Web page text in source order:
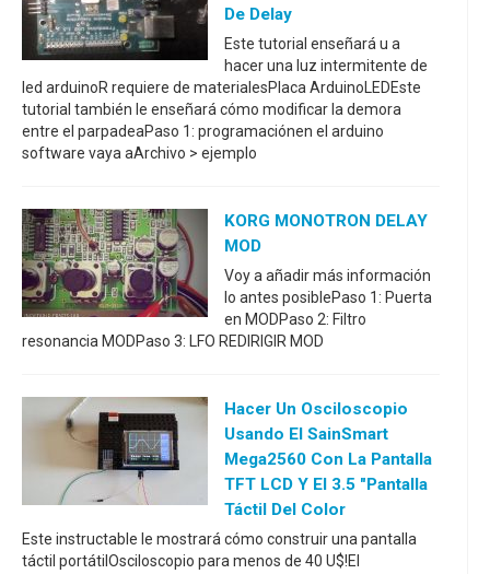
De Delay
Este tutorial enseñará u a
hacer una luz intermitente de
led arduinoR requiere de materialesPlaca ArduinoLEDEste
tutorial también le enseñará cómo modificar la demora
entre el parpadeaPaso 1: programaciónen el arduino
software vaya aArchivo > ejemplo
KORG MONOTRON DELAY
MOD
Voy a añadir más información
lo antes posiblePaso 1: Puerta
en MODPaso 2: Filtro
resonancia MODPaso 3: LFO REDIRIGIR MOD
Hacer Un Osciloscopio
Usando El SainSmart
Mega2560 Con La Pantalla
TFT LCD Y El 3.5 "pantalla
Táctil Del Color
Este instructable le mostrará cómo construir una pantalla
táctil portátilOsciloscopio para menos de 40 U$!El